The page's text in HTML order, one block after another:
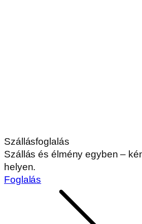
Szállásfoglalás
Szállás és élmény egyben –
helyen.
Foglalás